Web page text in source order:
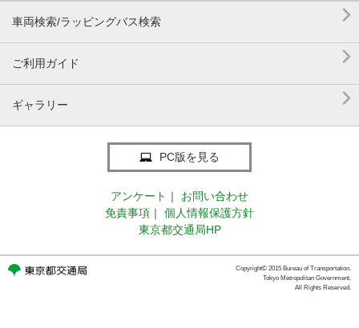
車両検索/ラッピングバス検索 
ご利用ガイド 
ギャラリー 
PC版を見る
アンケート ｜
お問い合わせ
免責事項 ｜
個人情報保護方針
東京都交通局HP
Copyright© 2015 Bureau of Transportation.
Tokyo Metropolitan Government.
All Rights Reserved.